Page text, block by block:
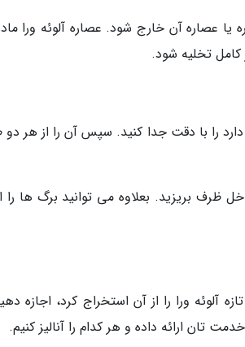
بمانند تا شیره یا عصاره آن خارج شود. عصاره آلوئه ورا
تخلیه شود.
را با دقت جدا کنید. سپس آن را از هر
ظرف بریزید. بعلاوه می توانید برگ ها را
آلوئه ورا را از آن استخراج کرد، اجازه
تان ارائه داده و هر کدام را آنالیز کنیم.